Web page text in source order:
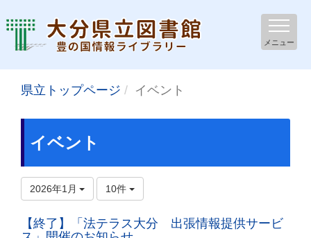
メニュー
県立トップページ イベント
イベント
2026年1月 10件
【終了】「法テラス大分 出張情報提供サービ